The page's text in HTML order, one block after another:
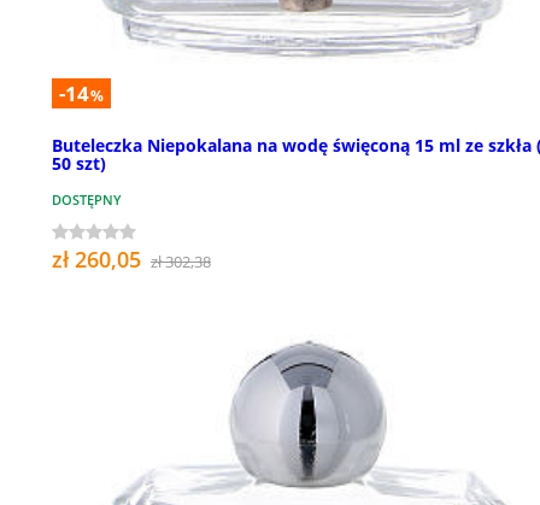
-14%
Buteleczka Niepokalana na wodę święconą 15 ml ze szkła
50 szt)
DOSTĘPNY
zł 260,05 zł 302,38